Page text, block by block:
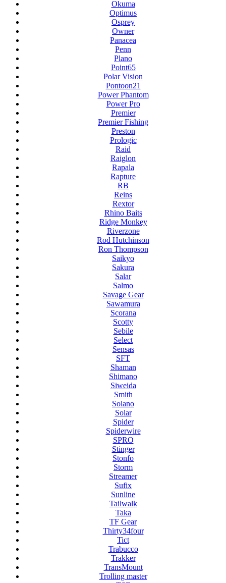
Okuma
Optimus
Osprey
Owner
Panacea
Penn
Plano
Point65
Polar Vision
Pontoon21
Power Phantom
Power Pro
Premier
Premier Fishing
Preston
Prologic
Raid
Raiglon
Rapala
Rapture
RB
Reins
Rextor
Rhino Baits
Ridge Monkey
Riverzone
Rod Hutchinson
Ron Thompson
Saikyo
Sakura
Salar
Salmo
Savage Gear
Sawamura
Scorana
Scotty
Sebile
Select
Sensas
SFT
Shaman
Shimano
Siweida
Smith
Solano
Solar
Spider
Spiderwire
SPRO
Stinger
Stonfo
Storm
Streamer
Sufix
Sunline
Tailwalk
Taka
TF Gear
Thirty34four
Tict
Trabucco
Trakker
TransMount
Trolling master